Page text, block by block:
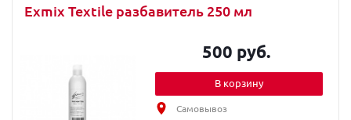
Exmix Textile разбавитель 250 мл
500 руб.
В корзину
Самовывоз